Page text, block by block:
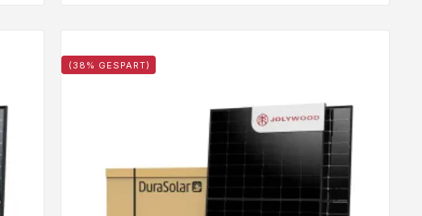
(38% GESPART)